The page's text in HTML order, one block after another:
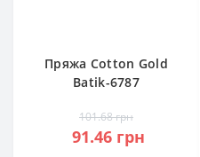
Пряжа Cotton Gold
Batik-6787
101.68 грн
91.46 грн